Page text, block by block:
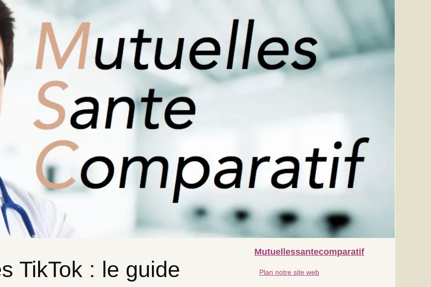
TikTok : le guide
Mutuellessantecomparatif
Plan notre site web